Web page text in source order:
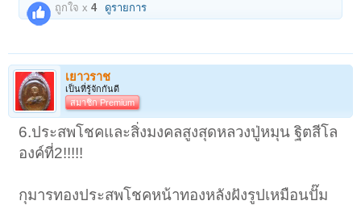
ถูกใจ x4 ดูรายการ
เยาวราช
เป็นที่รู้จักกันดี
สมาชิก Premium
6.ประสพโชคและสิ่งมงคลสูงสุดหลวงปู่หมุน ฐิตสีโล
องค์ที่2!!!!!
กุมารทองประสพโชคหน้าทองหลังฝังรูปเหมือนปั๊ม